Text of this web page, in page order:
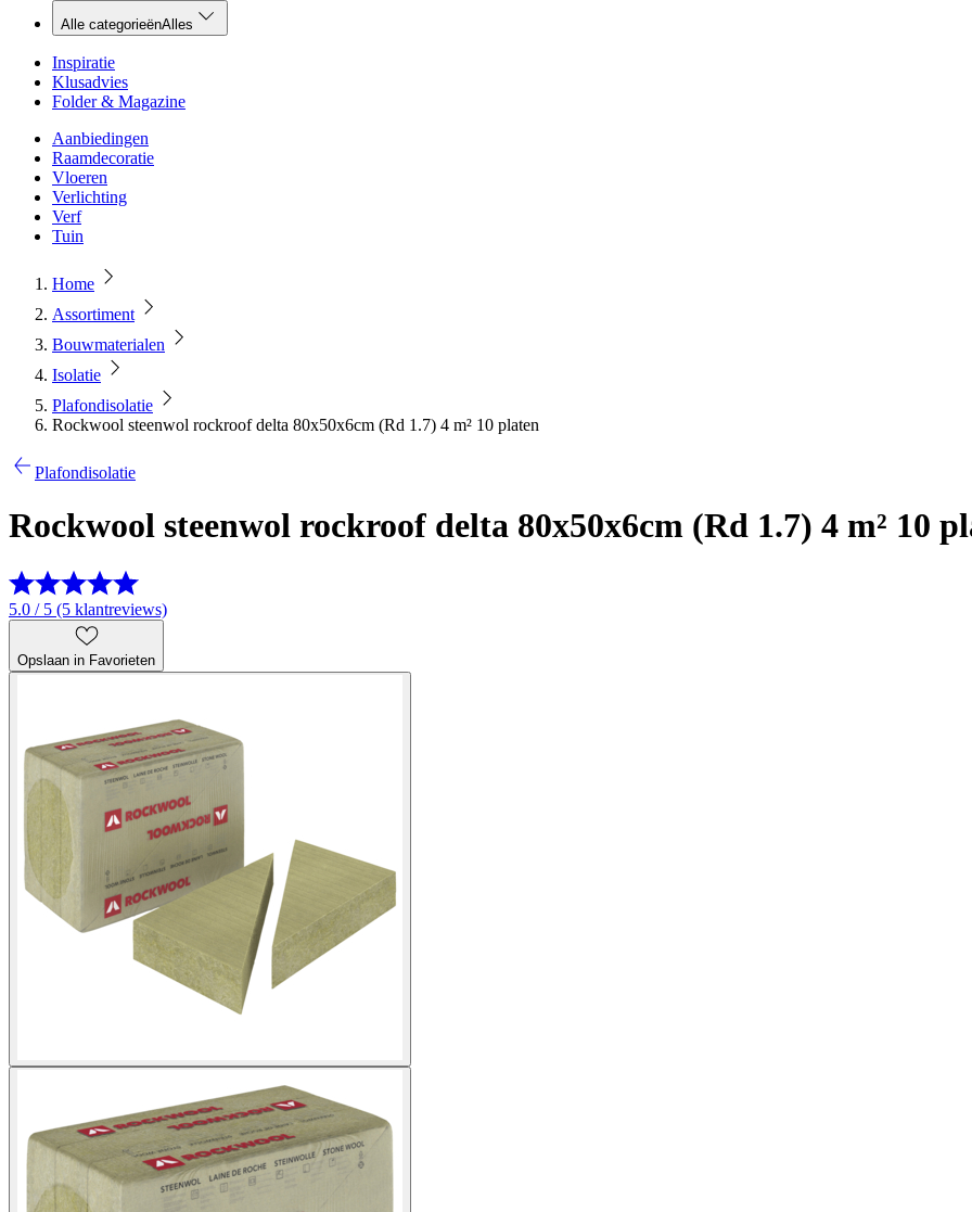
Alle categorieënAlles
Inspiratie
Klusadvies
Folder & Magazine
Aanbiedingen
Raamdecoratie
Vloeren
Verlichting
Verf
Tuin
Home
Assortiment
Bouwmaterialen
Isolatie
Plafondisolatie
Rockwool steenwol rockroof delta 80x50x6cm (Rd 1.7) 4 m² 10 platen
Plafondisolatie
Rockwool steenwol rockroof delta 80x50x6cm (Rd 1.7) 4 m² 10
5.0 / 5 (5 klantreviews)
Opslaan in Favorieten